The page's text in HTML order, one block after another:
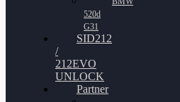
520d
G31
SID212
/
212EVO
UNLOCK
Partner